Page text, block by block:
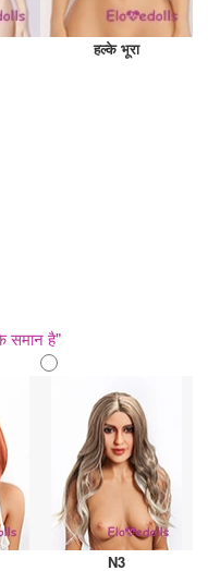
हल्के भूरा
समान है"
N3